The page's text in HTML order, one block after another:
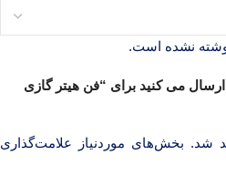
نشده است.
ارسال می کنید برای “فن هیتر گازی
شد. بخش‌های موردنیاز علامت‌گذاری